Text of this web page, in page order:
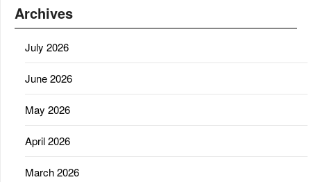
Archives
July 2026
June 2026
May 2026
April 2026
March 2026